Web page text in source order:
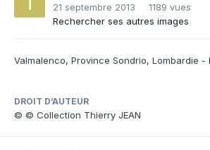
21 septembre 2013
1189 vues
Rechercher ses autres images
Valmalenco, Province Sondrio, Lombardie -
DROIT D’AUTEUR
© © Collection Thierry JEAN